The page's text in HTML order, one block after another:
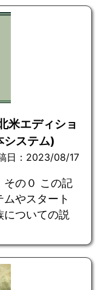
米エディショ
ステム)
日：2023/08/17
その０ この記
やスタート
についての説